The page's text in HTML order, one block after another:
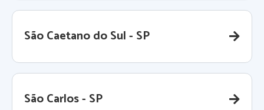
São Caetano do Sul - SP
São Carlos - SP